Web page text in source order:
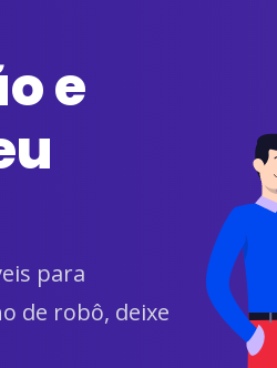
e
para
de robô, deixe